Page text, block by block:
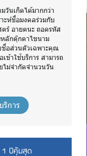
วันเกิดได้มากกว่า
ะห์ชื่อมงคลร่วมกับ
ร์ อายตนะ ถอดรหัส
ลักตุ๊กตาไขนาม
อส่วนตัวเฉพาะคุณ
ข้าใช้บริการ สามารถ
ไม่จำกัดจำนวนวัน
ริการ
1 ปีคุ้มสุด